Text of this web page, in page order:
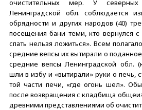
очистительных мер. У
Ленинградской обл. соблюдается
обрядности и других народов (40)
посещения бани теми, кто вернулся
спать нельзя ложиться». Всем
средние вепсы их вытирали о
средние вепсы Ленинградской обл.
шли в избу и «вытирали» руки о печь,
той части печи, «где огонь шел».
после возвращения с кладбища
древними представлениями об